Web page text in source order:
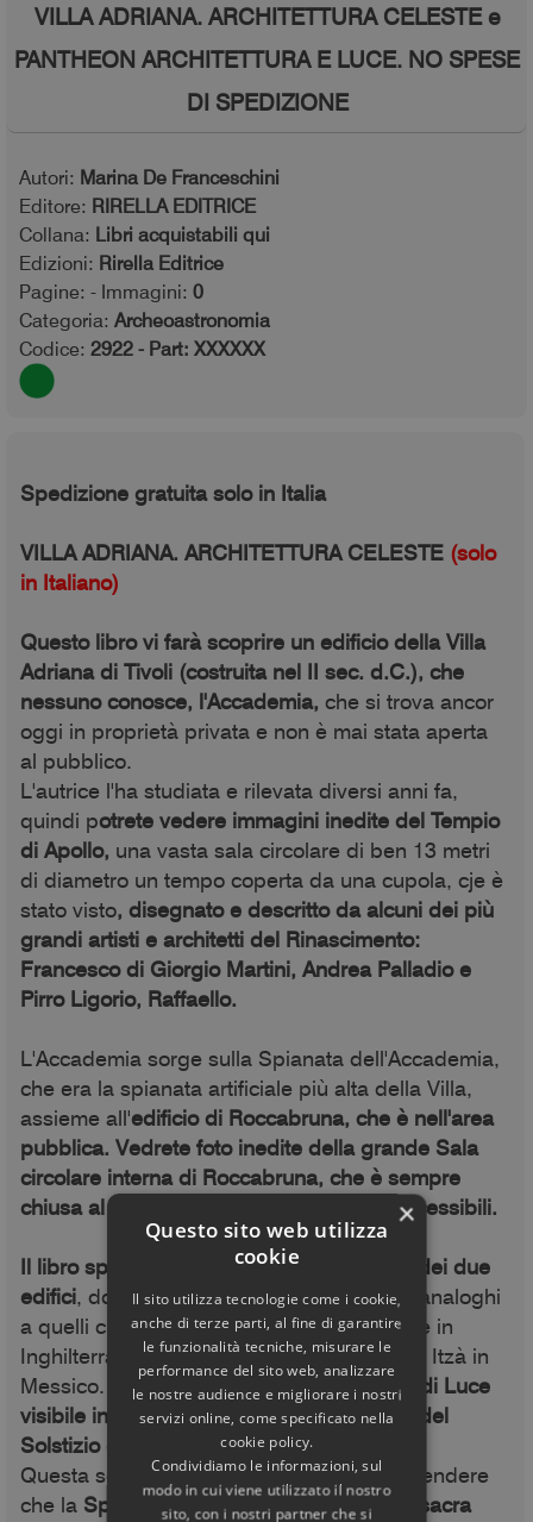
VILLA ADRIANA. ARCHITETTURA CELESTE e
PANTHEON ARCHITETTURA E LUCE. NO SPESE
DI SPEDIZIONE
Autori: Marina De Franceschini
Editore: RIRELLA EDITRICE
Collana: Libri acquistabili qui
Edizioni: Rirella Editrice
Pagine: - Immagini: 0
Categoria:Archeoastronomia
Codice:2922 - Part: XXXXXX
Spedizione gratuita solo in Italia
VILLA ADRIANA. ARCHITETTURA CELESTE (solo
in Italiano)
Questo libro vi farà scoprire un edificio della Villa
Adriana di Tivoli (costruita nel II sec. d.C.), che
nessuno conosce, l'Accademia, che si trova ancor
oggi in proprietà privata e non è mai stata aperta
al pubblico.
L'autrice l'ha studiata e rilevata diversi anni fa,
quindi potrete vedere immagini inedite del Tempio
di Apollo, una vasta sala circolare di ben 13 metri
di diametro un tempo coperta da una cupola, cje è
stato visto, disegnato e descritto da alcuni dei più
grandi artisti e architetti del Rinascimento:
Francesco di Giorgio Martini, Andrea Palladio e
Pirro Ligorio, Raffaello.
L'Accademia sorge sulla Spianata dell'Accademia,
che era la spianata artificiale più alta della Villa,
assieme all'edificio di Roccabruna, che è nell'area
pubblica. Vedrete foto inedite della grande Sala
circolare interna di Roccabruna, che è sempre
chiusa al pubblico, e di altri ambienti inaccessibili.
Il libro spiega l'orientamento astronomico dei due
edifici, dove si vedono fenomeni luminosi analoghi
a quelli che tutti conosciamo a Stonehenge in
Inghilterra, Abu Simbel in Egitto o Chichen Itzà in
Messico. Le illuminazioni – come la Lama di Luce
visibile in copertina – si vedono nei giorni del
Solstizio estivo e invernale.
Questa scoperta ci ha permesso di comprendere
che la Spianata dell'Accademia era l'area sacra
×
Questo sito web utilizza
cookie
Il sito utilizza tecnologie come i cookie,
anche di terze parti, al fine di garantire
le funzionalità tecniche, misurare le
performance del sito web, analizzare
le nostre audience e migliorare i nostri
servizi online, come specificato nella
cookie policy.
Condividiamo le informazioni, sul
modo in cui viene utilizzato il nostro
sito, con i nostri partner che si